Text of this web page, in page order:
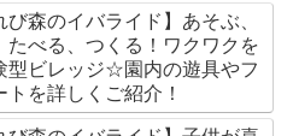
び森のイバライド】あそぶ、
たべる、つくる！ワクワクを
型ビレッジ☆園内の遊具やフ
トを詳しくご紹介！